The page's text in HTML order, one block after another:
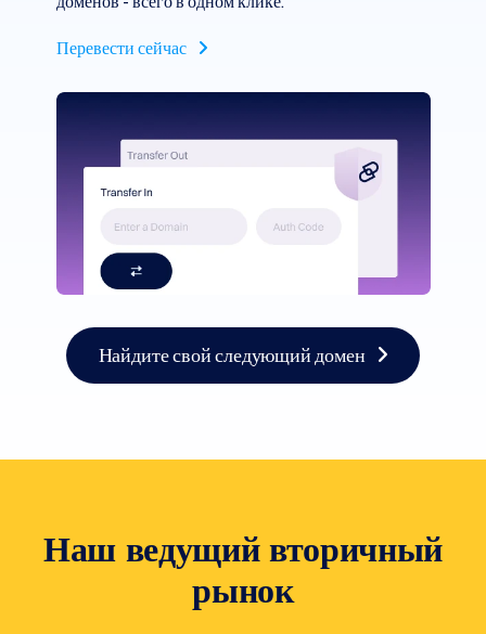
Перевести сейчас
Найдите свой следующий домен
Наш ведущий вторичный
рынок